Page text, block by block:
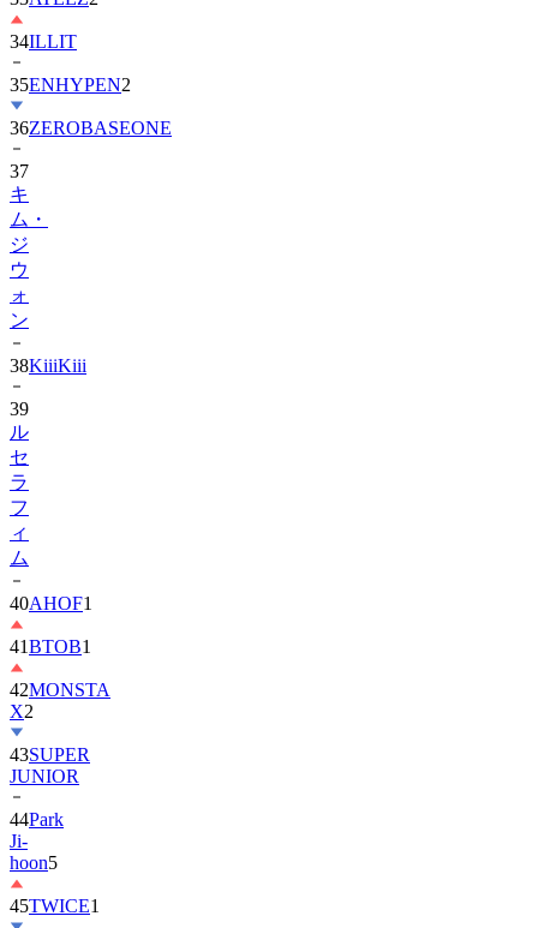
35ENHYPEN
36ZEROBASEONE
37
キ
ム・
ジ
ウ
ォ
ン
38
39
ル
セ
ラ
フ
ィ
ム
40
41BTOB1
42MONSTA
X
43SUPER
JUNIOR
44Park
Ji-
hoon5
45TWICE
46KickFlip